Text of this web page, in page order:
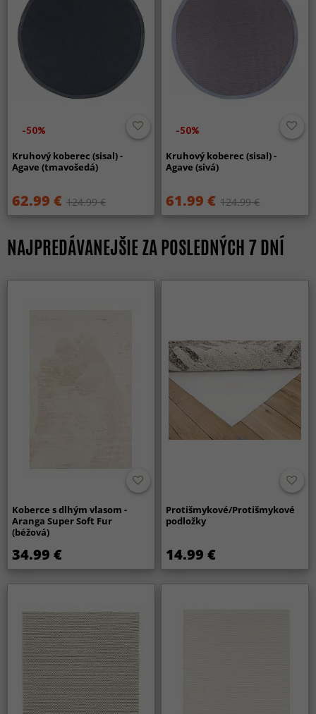
-50%
Kruhový koberec (sisal) -
Agave (tmavošedá)
62.99 € 124.99 €
-50%
Kruhový koberec (sisal) -
Agave (sivá)
61.99 € 124.99 €
NAJPREDÁVANEJŠIE ZA POSLEDNÝCH 7 DNÍ
Koberce s dlhým vlasom -
Aranga Super Soft Fur
(béžová)
34.99 €
Protišmykové/Protišmykové
podložky
14.99 €